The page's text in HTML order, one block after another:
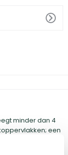
minder dan 4
een
deksel (ook als
Safari Chef 30